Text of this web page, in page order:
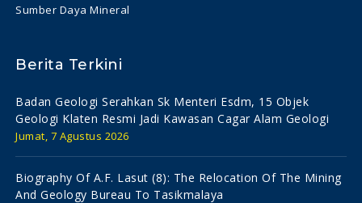
Sumber Daya Mineral
Berita Terkini
Badan Geologi Serahkan Sk Menteri Esdm, 15 Objek
Geologi Klaten Resmi Jadi Kawasan Cagar Alam Geologi
Jumat, 7 Agustus 2026
Biography Of A.f. Lasut (8): The Relocation Of The Mining
And Geology Bureau To Tasikmalaya